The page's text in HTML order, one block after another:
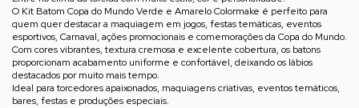
O Kit Batom Copa do Mundo Verde e Amarelo Colormake é perfeito para
quem quer destacar a maquiagem em jogos, festas temáticas, eventos
esportivos, Carnaval, ações promocionais e comemorações da Copa do Mundo.
Com cores vibrantes, textura cremosa e excelente cobertura, os batons
proporcionam acabamento uniforme e confortável, deixando os lábios
destacados por muito mais tempo.
Ideal para torcedores apaixonados, maquiagens criativas, eventos temáticos,
bares, festas e produções especiais.